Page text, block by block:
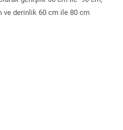
ve derinlik 60 cm ile 80 cm